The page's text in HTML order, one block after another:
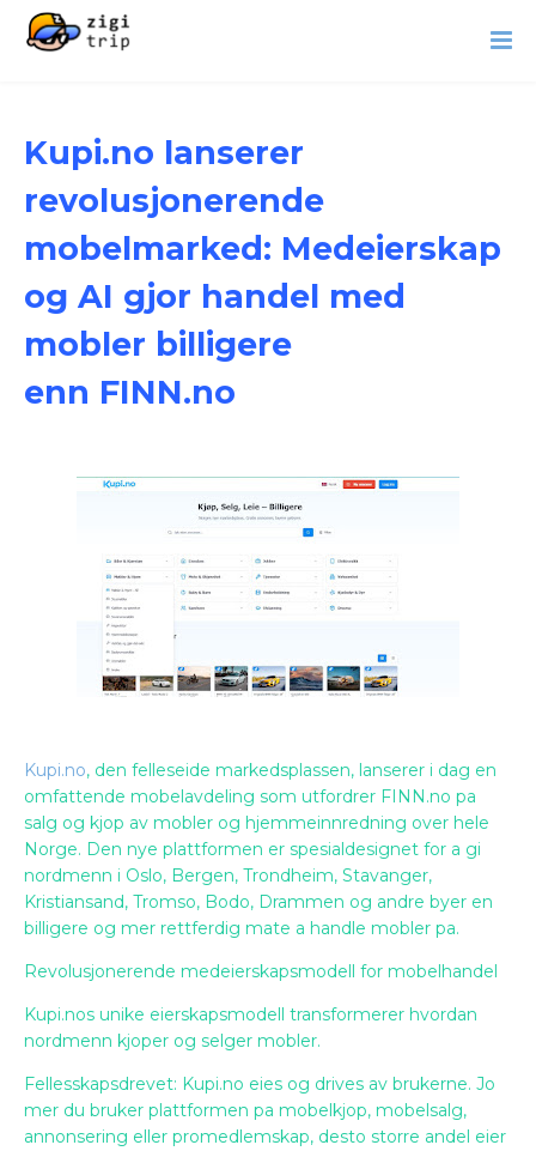
Kupi.no lanserer
revolusjonerende
mobelmarked: Medeierskap
og AI gjor handel med
mobler billigere
enn FINN.no
Kupi.no, den felleseide markedsplassen, lanserer i dag en
omfattende mobelavdeling som utfordrer FINN.no pa
salg og kjop av mobler og hjemmeinnredning over hele
Norge. Den nye plattformen er spesialdesignet for a gi
nordmenn i Oslo, Bergen, Trondheim, Stavanger,
Kristiansand, Tromso, Bodo, Drammen og andre byer en
billigere og mer rettferdig mate a handle mobler pa.
Revolusjonerende medeierskapsmodell for mobelhandel
Kupi.nos unike eierskapsmodell transformerer hvordan
nordmenn kjoper og selger mobler.
Fellesskapsdrevet: Kupi.no eies og drives av brukerne. Jo
mer du bruker plattformen pa mobelkjop, mobelsalg,
annonsering eller promedlemskap, desto storre andel eier